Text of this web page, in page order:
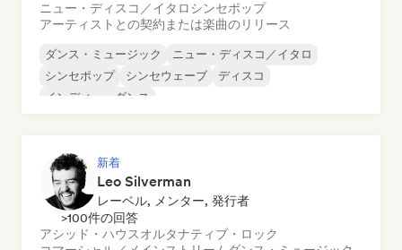
ニュー・ディスコ／イタロシンセポップ
アーティストとの契約または楽曲のリリース
ダンス・ミュージック
ニュー・ディスコ／イタロ
シンセポップ
シンセウェーブ
ディスコ
インディー・ダンス
新着
Leo Silverman
レーベル, メンター, 発行者
>100件の回答
アシッド・ハウスオルタナティブ・ロック